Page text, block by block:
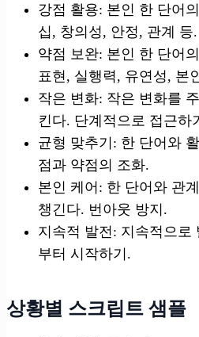
강점 활용: 본인 한 단어
십, 창의성, 안정, 관계 등.
약점 보완: 본인 한 단어
표현, 실행력, 유연성, 본
작은 변화: 작은 변화를
킨다. 단계적으로 접근하
균형 맞추기: 한 단어와
점과 약점의 조화.
본인 케어: 한 단어와 관
챙긴다. 번아웃 방지.
지속적 발전: 지속적으로
부터 시작하기.
상황별 스크립트 샘플